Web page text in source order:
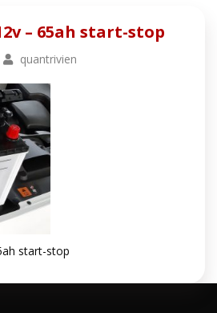
– 65ah start-stop
quantrivien
start-stop